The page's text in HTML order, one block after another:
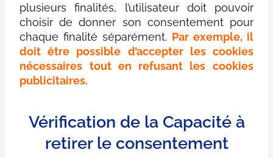
plusieurs finalités, l’utilisateur doit pouvoir
choisir de donner son consentement pour
chaque finalité séparément. Par exemple, il
doit être possible d’accepter les cookies
nécessaires tout en refusant les cookies
publicitaires.
Vérification de la Capacité à
retirer le consentement